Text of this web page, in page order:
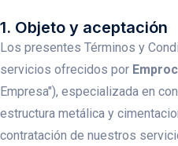
1. Objeto y aceptación
Los presentes Términos y
servicios ofrecidos por
Empresa"), especializada en
estructura metálica y
contratación de nuestros